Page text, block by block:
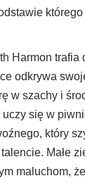
którego
Harmon trafia
odkrywa
w szachy i
się w
który
Małe
maluchom,